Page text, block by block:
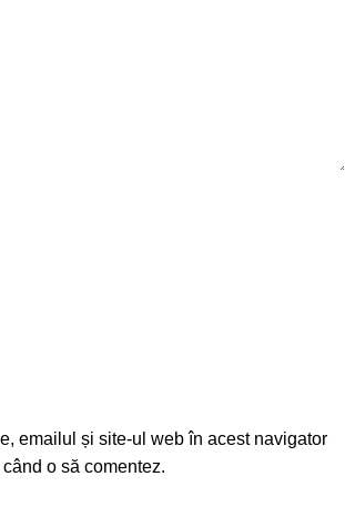
emailul și site-ul web în acest navigator
o să comentez.